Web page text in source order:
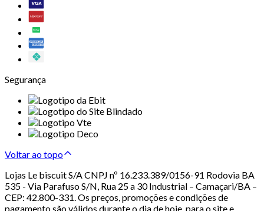
Segurança
Voltar ao topo
Lojas Le biscuit S/A CNPJ nº 16.233.389/0156-91 Rodovia BA
535 - Via Parafuso S/N, Rua 25 a 30 Industrial – Camaçari/BA –
CEP: 42.800-331. Os preços, promoções e condições de
pagamento são válidos durante o dia de hoje, para o site e